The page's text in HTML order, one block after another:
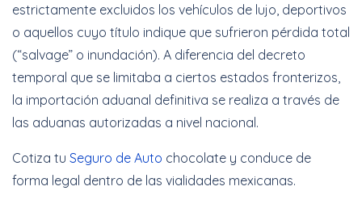
estrictamente excluidos los vehículos de lujo, deportivos
o aquellos cuyo título indique que sufrieron pérdida total
(“salvage” o inundación). A diferencia del decreto
temporal que se limitaba a ciertos estados fronterizos,
la importación aduanal definitiva se realiza a través de
las aduanas autorizadas a nivel nacional.
Cotiza tu Seguro de Auto chocolate y conduce de
forma legal dentro de las vialidades mexicanas.